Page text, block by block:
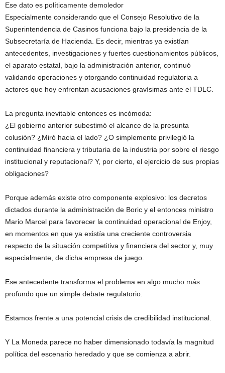
Ese dato es políticamente demoledor
Especialmente considerando que el Consejo Resolutivo de la
Superintendencia de Casinos funciona bajo la presidencia de la
Subsecretaría de Hacienda. Es decir, mientras ya existían
antecedentes, investigaciones y fuertes cuestionamientos públicos,
el aparato estatal, bajo la administración anterior, continuó
validando operaciones y otorgando continuidad regulatoria a
actores que hoy enfrentan acusaciones gravísimas ante el TDLC.
La pregunta inevitable entonces es incómoda:
¿El gobierno anterior subestimó el alcance de la presunta
colusión? ¿Miró hacia el lado? ¿O simplemente privilegió la
continuidad financiera y tributaria de la industria por sobre el riesgo
institucional y reputacional? Y, por cierto, el ejercicio de sus propias
obligaciones?
Porque además existe otro componente explosivo: los decretos
dictados durante la administración de Boric y el entonces ministro
Mario Marcel para favorecer la continuidad operacional de Enjoy,
en momentos en que ya existía una creciente controversia
respecto de la situación competitiva y financiera del sector y, muy
especialmente, de dicha empresa de juego.
Ese antecedente transforma el problema en algo mucho más
profundo que un simple debate regulatorio.
Estamos frente a una potencial crisis de credibilidad institucional.
Y La Moneda parece no haber dimensionado todavía la magnitud
política del escenario heredado y que se comienza a abrir.